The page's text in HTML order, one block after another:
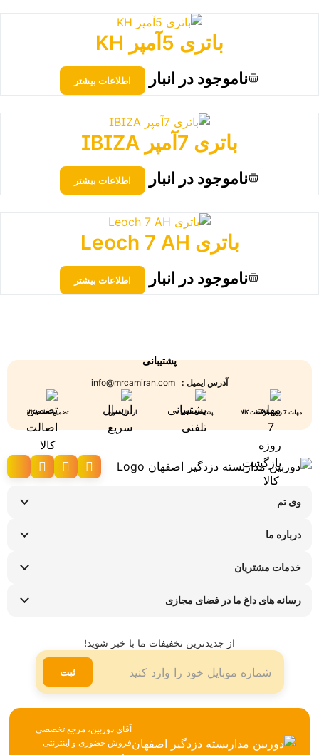
باتری 5آمپر KH
ناموجود در انبار اطلاعات بیشتر
باتری 7آمپر IBIZA
ناموجود در انبار اطلاعات بیشتر
باتری Leoch 7 AH
ناموجود در انبار اطلاعات بیشتر
پشتیبانی
آدرس ایمیل :
مهلت 7 روزه بازگشت کالا پشتیبانی تلفنی ارسال سریع تضمین اصالت کالا
وی تم
شرایط عودت کالا
پیگیری سفارش
درباره ما
تماس با ما
فروشگاه های حضوری
خدمات مشتریان
ضمانت هفت روزه وی تم
رسانه های داغ ما در فضای مجازی
لینکدین
از جدیدترین تخفیفات ما با خبر شوید!
ثبت
آقای دوربین، مرجع تخصصی
فروش حضوری و اینترنتی